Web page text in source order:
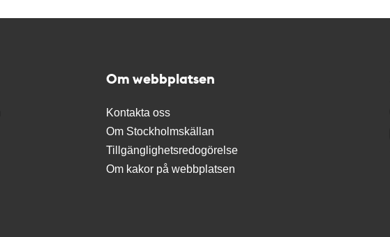
Om webbplatsen
Kontakta oss
Om Stockholmskällan
Tillgänglighetsredogörelse
Om kakor på webbplatsen